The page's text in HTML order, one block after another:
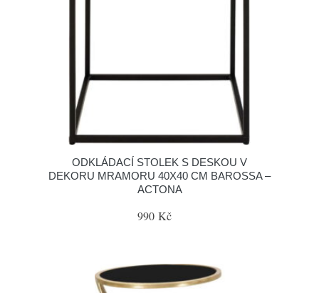
ODKLÁDACÍ STOLEK S DESKOU V
DEKORU MRAMORU 40X40 CM BAROSSA –
ACTONA
990 Kč